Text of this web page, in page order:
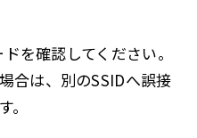
を確認してください。
合は、別のSSIDへ誤接